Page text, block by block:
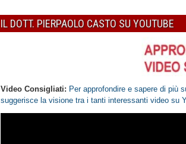
IL DOTT. PIERPAOLO CASTO SU YOUTUBE
Video Consigliati: Per approfondire e sapere di più
suggerisce la visione tra i tanti interessanti video su